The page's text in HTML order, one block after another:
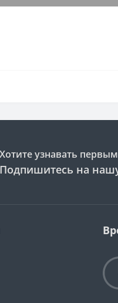
Хотите узнавать
Подпишитесь на